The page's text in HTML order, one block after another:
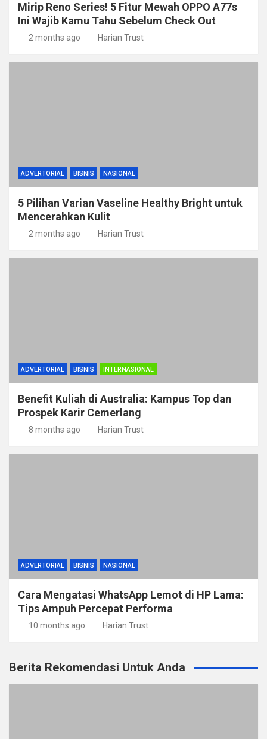
Mirip Reno Series! 5 Fitur Mewah OPPO A77s
Ini Wajib Kamu Tahu Sebelum Check Out
2 months ago Harian Trust
ADVERTORIAL BISNIS NASIONAL
5 Pilihan Varian Vaseline Healthy Bright untuk
Mencerahkan Kulit
2 months ago Harian Trust
ADVERTORIAL BISNIS INTERNASIONAL
Benefit Kuliah di Australia: Kampus Top dan
Prospek Karir Cemerlang
8 months ago Harian Trust
ADVERTORIAL BISNIS NASIONAL
Cara Mengatasi WhatsApp Lemot di HP Lama:
Tips Ampuh Percepat Performa
10 months ago Harian Trust
Berita Rekomendasi Untuk Anda